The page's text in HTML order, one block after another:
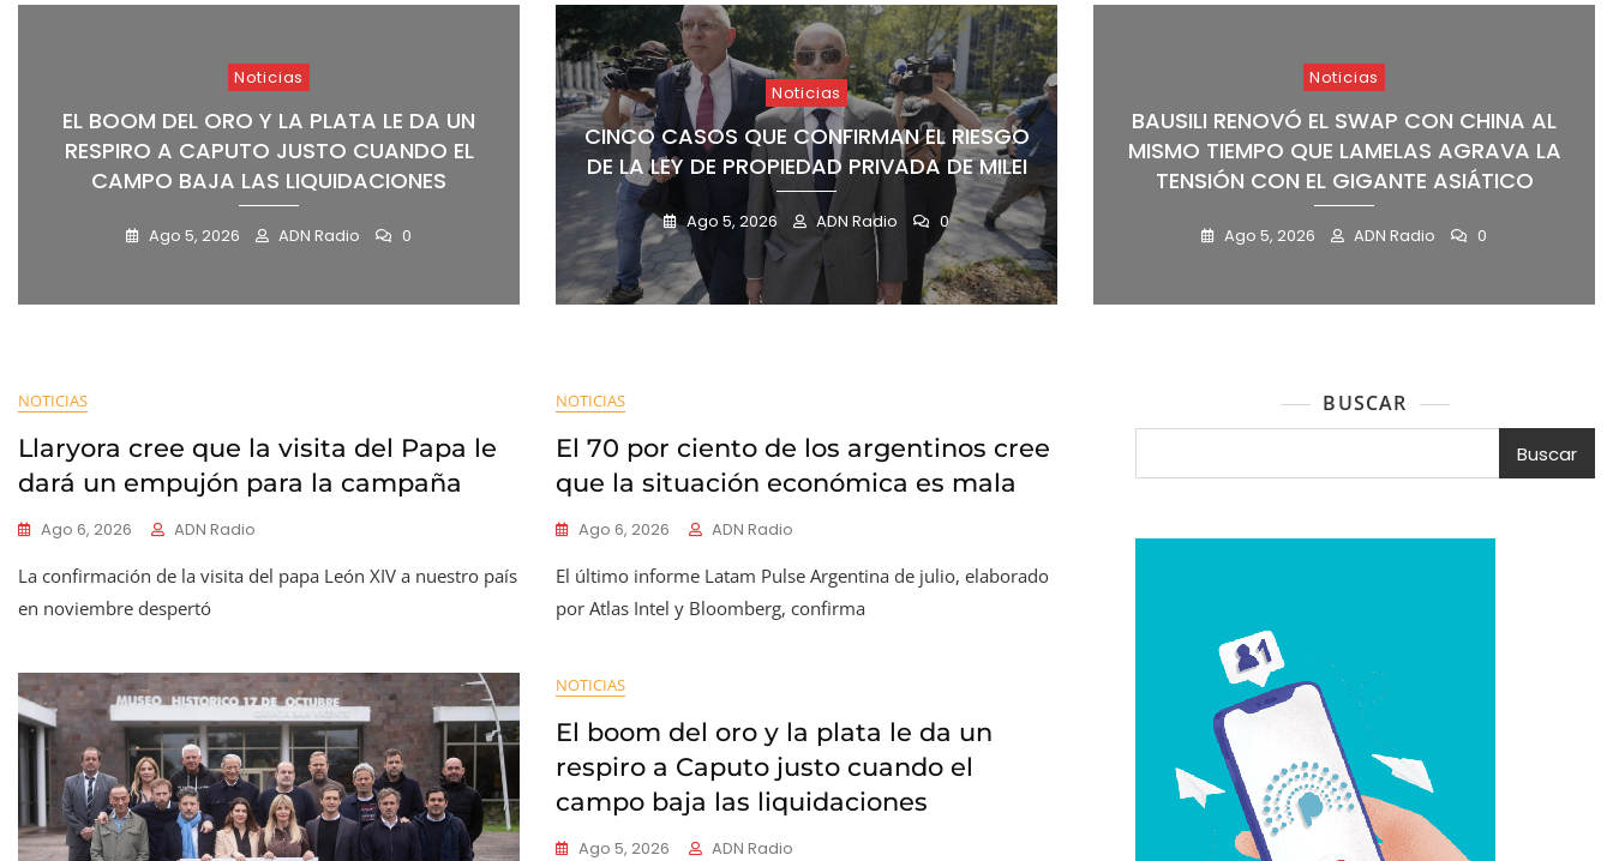
Noticias
EL BOOM DEL ORO Y LA PLATA LE DA UN
RESPIRO A CAPUTO JUSTO CUANDO EL
CAMPO BAJA LAS LIQUIDACIONES
Ago 5, 2026 ADN Radio 0
Noticias
CINCO CASOS QUE CONFIRMAN EL RIESGO
DE LA LEY DE PROPIEDAD PRIVADA DE MILEI
Ago 5, 2026 ADN Radio 0
Noticias
BAUSILI RENOVÓ EL SWAP CON CHINA AL
MISMO TIEMPO QUE LAMELAS AGRAVA LA
TENSIÓN CON EL GIGANTE ASIÁTICO
Ago 5, 2026 ADN Radio 0
NOTICIAS
Llaryora cree que la visita del Papa le
dará un empujón para la campaña
Ago 6, 2026 ADN Radio
La confirmación de la visita del papa León XIV a nuestro país
en noviembre despertó
NOTICIAS
El 70 por ciento de los argentinos cree
que la situación económica es mala
Ago 6, 2026 ADN Radio
El último informe Latam Pulse Argentina de julio, elaborado
por Atlas Intel y Bloomberg, confirma
NOTICIAS
El boom del oro y la plata le da un
respiro a Caputo justo cuando el
campo baja las liquidaciones
Ago 5, 2026 ADN Radio
BUSCAR
Buscar